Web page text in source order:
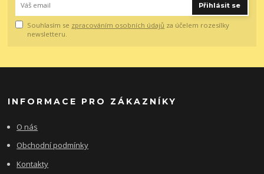
Přihlásit se
Souhlasím se zpracováním osobních údajů za účelem rozesílky
newsletteru.
INFORMACE PRO ZÁKAZNÍKY
O nás
Obchodní podmínky
Kontakty